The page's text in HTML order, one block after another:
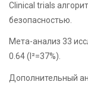
Clinical trials
безопасностью.
Мета-анализ 33
0.64 (I²=37%).
Дополнительный